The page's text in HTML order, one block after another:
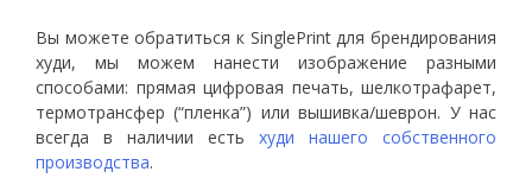
Вы можете обратиться к SinglePrint для брендирования
худи, мы можем нанести изображение разными
способами: прямая цифровая печать, шелкотрафарет,
термотрансфер (“пленка”) или вышивка/шеврон. У нас
всегда в наличии есть худи нашего собственного
производства.